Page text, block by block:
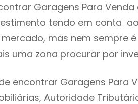
Garagens Para
tendo em conta
mas nem sempre
uma zona procurar por
encontrar Garagens Para
Autoridade